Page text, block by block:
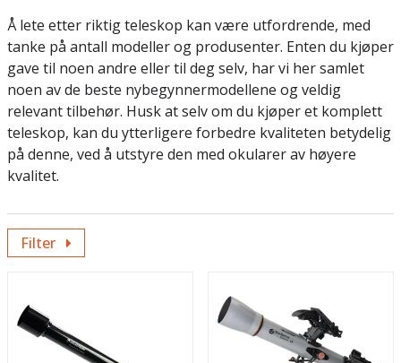
Å lete etter riktig teleskop kan være utfordrende, med
tanke på antall modeller og produsenter. Enten du kjøper
gave til noen andre eller til deg selv, har vi her samlet
noen av de beste nybegynnermodellene og veldig
relevant tilbehør. Husk at selv om du kjøper et komplett
teleskop, kan du ytterligere forbedre kvaliteten betydelig
på denne, ved å utstyre den med okularer av høyere
kvalitet.
Filter